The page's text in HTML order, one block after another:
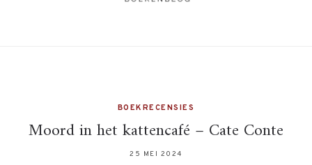
BOEKRECENSIES
Moord in het kattencafé – Cate Conte
25 MEI 2024